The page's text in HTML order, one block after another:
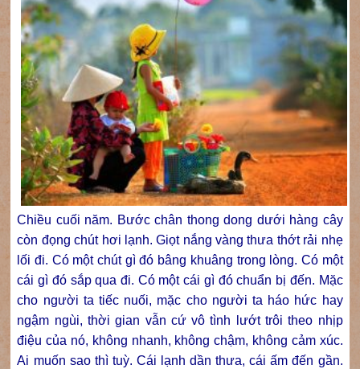
Chiều cuối năm. Bước chân thong dong dưới hàng cây
còn đọng chút hơi lạnh. Giọt nắng vàng thưa thớt rải nhẹ
lối đi. Có một chút gì đó bâng khuâng trong lòng. Có một
cái gì đó sắp qua đi. Có một cái gì đó chuẩn bị đến. Mặc
cho người ta tiếc nuối, mặc cho người ta háo hức hay
ngậm ngùi, thời gian vẫn cứ vô tình lướt trôi theo nhịp
điệu của nó, không nhanh, không chậm, không cảm xúc.
Ai muốn sao thì tuỳ. Cái lạnh dần thưa, cái ấm đến gần.